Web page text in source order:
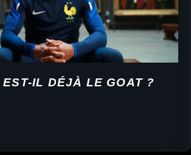
IL DÉJÀ LE GOAT ?